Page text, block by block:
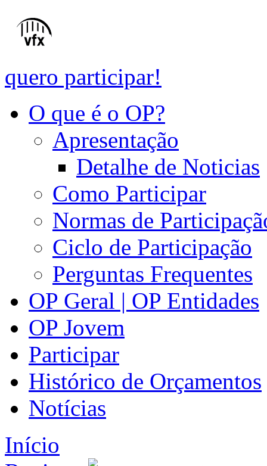
quero participar!
O que é o OP?
Apresentação
Detalhe de Noticias
Como Participar
Normas de
Ciclo de Participação
Perguntas Frequentes
OP Geral | OP Entidades
OP Jovem
Participar
Histórico de Orçamentos
Notícias
Início